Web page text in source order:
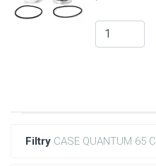
Filtry CASE QUANTUM 65 C